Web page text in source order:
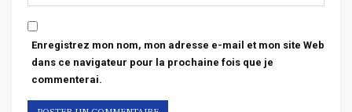
Enregistrez mon nom, mon adresse e-mail et mon site Web
dans ce navigateur pour la prochaine fois que je
commenterai.